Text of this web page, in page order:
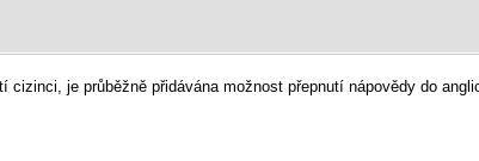
cizinci, je průběžně přidávána možnost přepnutí nápovědy do